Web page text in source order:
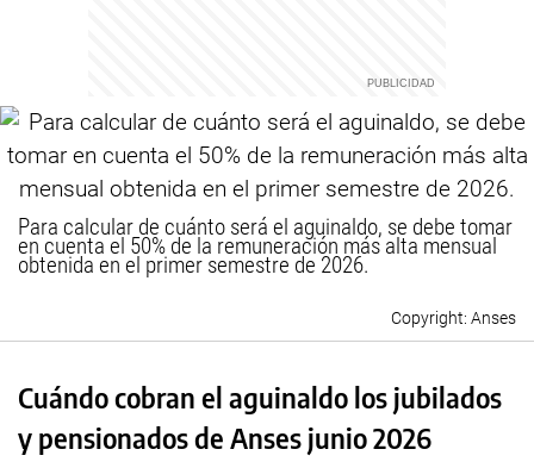
Para calcular de cuánto será el aguinaldo, se debe tomar
en cuenta el 50% de la remuneración más alta mensual
obtenida en el primer semestre de 2026.
Anses
Cuándo cobran el aguinaldo los jubilados
y pensionados de Anses junio 2026